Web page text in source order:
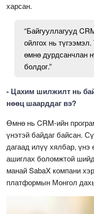
харсан.
“Байгууллагууд
ойлгох нь
өмнө дурдсанчлан
болдог.”
- Цахим шилжилт нь
нөөц шаарддаг вэ?
Өмнө нь CRM-ийн
үнэтэй байдаг байсан.
дагаад илүү хялбар, үнэ
ашиглах боломжтой
манай SabaX компани
платформын Монгол